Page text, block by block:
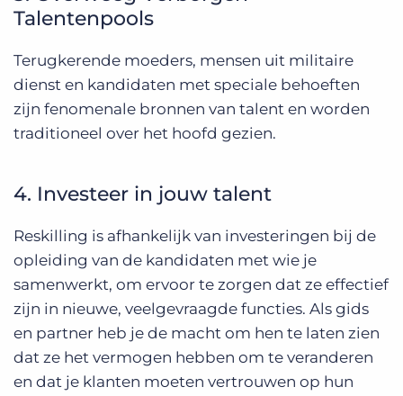
Talentenpools
Terugkerende moeders, mensen uit militaire
dienst en kandidaten met speciale behoeften
zijn fenomenale bronnen van talent en worden
traditioneel over het hoofd gezien.
4. Investeer in jouw talent
Reskilling is afhankelijk van investeringen bij de
opleiding van de kandidaten met wie je
samenwerkt, om ervoor te zorgen dat ze effectief
zijn in nieuwe, veelgevraagde functies. Als gids
en partner heb je de macht om hen te laten zien
dat ze het vermogen hebben om te veranderen
en dat je klanten moeten vertrouwen op hun